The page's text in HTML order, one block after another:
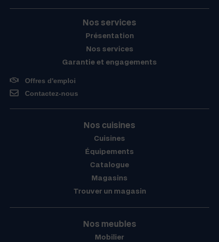
Nos services
Présentation
Nos services
Garantie et engagements
Offres d'emploi
Contactez-nous
Nos cuisines
Cuisines
Équipements
Catalogue
Magasins
Trouver un magasin
Nos meubles
Mobilier